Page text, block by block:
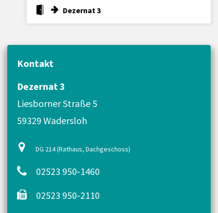
Dezernat 3
Kontakt
Dezernat 3
Liesborner Straße 5
59329 Wadersloh
DG 214 (Rathaus, Dachgeschoss)
02523 950-1460
02523 950-2110